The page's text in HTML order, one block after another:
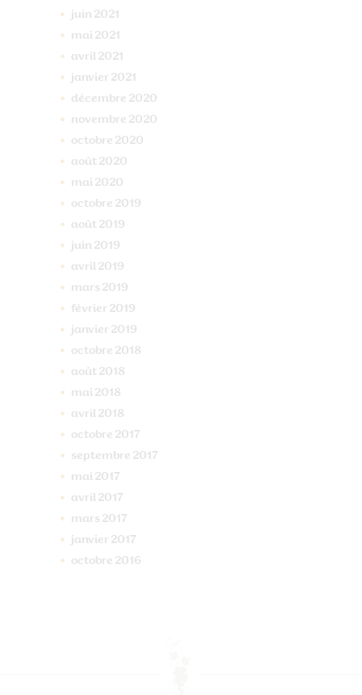
juin 2021
mai 2021
avril 2021
janvier 2021
décembre 2020
novembre 2020
octobre 2020
août 2020
mai 2020
octobre 2019
août 2019
juin 2019
avril 2019
mars 2019
février 2019
janvier 2019
octobre 2018
août 2018
mai 2018
avril 2018
octobre 2017
septembre 2017
mai 2017
avril 2017
mars 2017
janvier 2017
octobre 2016